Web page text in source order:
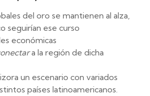
del oro se mantienen al alza,
seguirían ese curso
económicas
a la región de dicha
un escenario con variados
países latinoamericanos.